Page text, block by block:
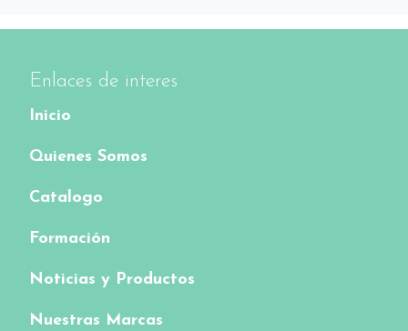
Enlaces de interes
Inicio
Quienes Somos
Catalogo
Formación
Noticias y Productos
Nuestras Marcas